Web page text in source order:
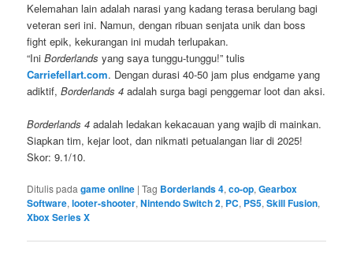
Kelemahan lain adalah narasi yang kadang terasa berulang bagi
veteran seri ini. Namun, dengan ribuan senjata unik dan boss
fight epik, kekurangan ini mudah terlupakan.
“IniBorderlands yang saya tunggu-tunggu!” tulis
Carriefellart.com. Dengan durasi 40-50 jam plus endgame yang
adiktif,Borderlands 4 adalah surga bagi penggemar loot dan aksi.
Borderlands 4 adalah ledakan kekacauan yang wajib di mainkan.
Siapkan tim, kejar loot, dan nikmati petualangan liar di 2025!
Skor: 9.1/10.
Ditulis pada game online |Tag Borderlands 4,co-op,Gearbox
Software,looter-shooter,Nintendo Switch 2, PC, PS5,Skill Fusion,
Xbox Series X